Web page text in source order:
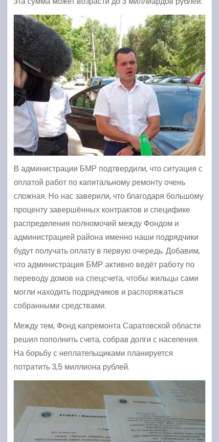
В администрации БМР подтвердили, что ситуация с
оплатой работ по капитальному ремонту очень
сложная. Но нас заверили, что благодаря большому
проценту завершённых контрактов и специфике
распределения полномочий между Фондом и
администрацией района именно наши подрядчики
будут получать оплату в первую очередь. Добавим,
что администрация БМР активно ведёт работу по
переводу домов на спецсчета, чтобы жильцы сами
могли находить подрядчиков и распоряжаться
собранными средствами.
Между тем, Фонд капремонта Саратовской области
решил пополнить счета, собрав долги с населения.
На борьбу с неплательщиками планируется
потратить 3,5 миллиона рублей.